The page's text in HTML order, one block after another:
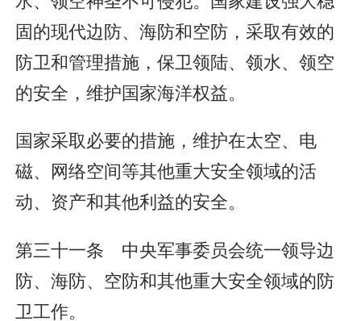
固的现代边防、海防和空防，采取有效的
防卫和管理措施，保卫领陆、领水、领空
的安全，维护国家海洋权益。
国家采取必要的措施，维护在太空、电
磁、网络空间等其他重大安全领域的活
动、资产和其他利益的安全。
第三十一条 中央军事委员会统一领导边
防、海防、空防和其他重大安全领域的防
卫工作。